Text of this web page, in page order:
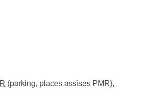
(parking, places assises PMR),